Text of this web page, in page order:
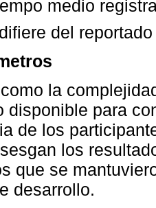
medio
del
la
disponible para
de los
los
que se
desarrollo.